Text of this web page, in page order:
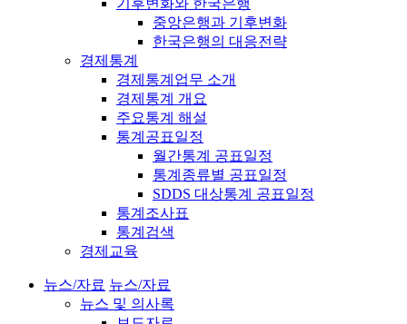
기후변화와 한국은행
중앙은행과 기후변화
한국은행의 대응전략
경제통계
경제통계업무 소개
경제통계 개요
주요통계 해설
통계공표일정
월간통계 공표일정
통계종류별 공표일정
SDDS 대상통계 공표일정
통계조사표
통계검색
경제교육
뉴스/자료 뉴스/자료
뉴스 및 의사록